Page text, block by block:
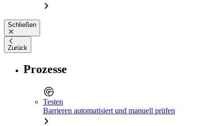
Schließen
Zurück
Prozesse
Testen
Barrieren automatisiert und manuell prüfen